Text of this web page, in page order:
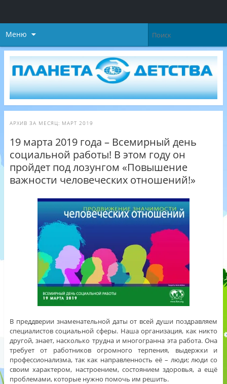
Меню
АРХИВ ЗА МЕСЯЦ: МАРТ 2019
19 марта 2019 года – Всемирный день
социальной работы! В этом году он
пройдет под лозунгом «Повышение
важности человеческих отношений!»
В преддверии знаменательной даты от всей души поздравляем
специалистов социальной сферы. Наша организация, как никто
другой, знает, насколько трудна и многогранна эта работа. Она
требует от работников огромного терпения, выдержки и
профессионализма, так как направленность её – люди; люди со
своим характером, настроением, состоянием здоровья, а ещё
проблемами, которые нужно помочь им решить.